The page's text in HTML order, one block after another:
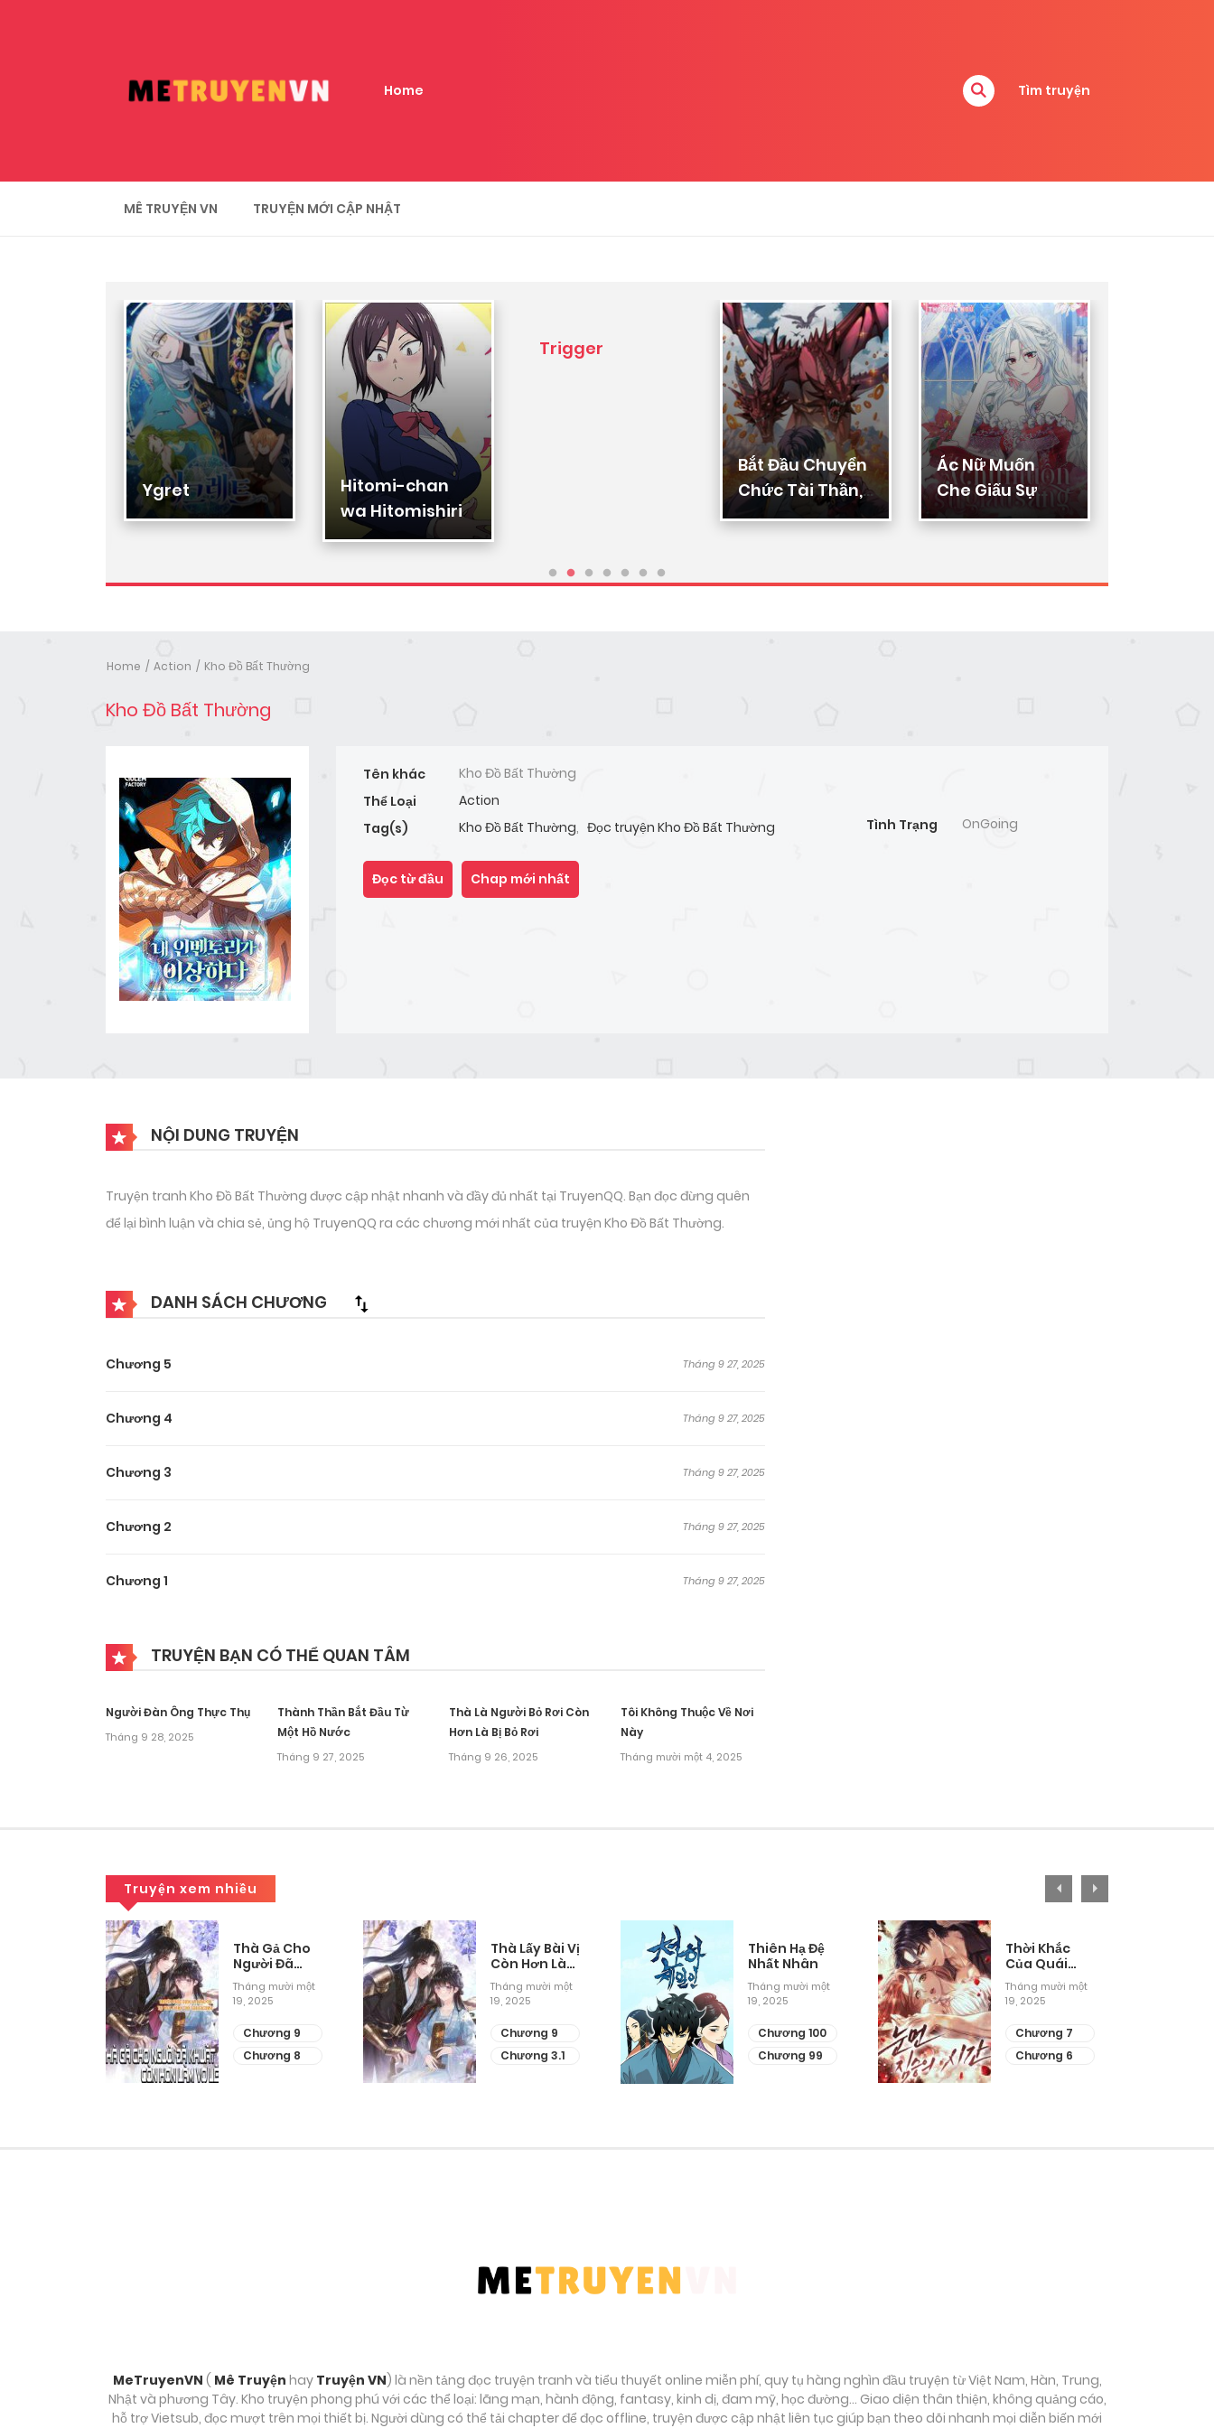
Home Tìm truyện
MÊ TRUYỆN VN TRUYỆN MỚI CẬP NHẬT
Ygret
Hitomi-chan
wa Hitomishiri
Trigger
Bắt Đầu Chuyển
Chức Tài Thần,
Ta Chuyển Hóa
Ác Nữ Muốn
Che Giấu Sự
Giàu Sang
Home Action Kho Đồ Bất Thường
Kho Đồ Bất Thường
Tên khác
Kho Đồ Bất Thường
Thể Loại
Action
Tag(s)
Kho Đồ Bất Thường, Đọc truyện Kho Đồ Bất Thường Tình Trạng OnGoing
Đọc từ đầu Chap mới nhất
NỘI DUNG TRUYỆN
Truyện tranh Kho Đồ Bất Thường được cập nhật nhanh và đầy đủ nhất tại TruyenQQ. Bạn đọc đừng quên
để lại bình luận và chia sẻ, ủng hộ TruyenQQ ra các chương mới nhất của truyện Kho Đồ Bất Thường.
DANH SÁCH CHƯƠNG
Chương 5 Tháng 9 27, 2025
Chương 4 Tháng 9 27, 2025
Chương 3 Tháng 9 27, 2025
Chương 2 Tháng 9 27, 2025
Chương 1 Tháng 9 27, 2025
TRUYỆN BẠN CÓ THỂ QUAN TÂM
Người Đàn Ông Thực Thụ
Tháng 9 28, 2025
Thành Thần Bắt Đầu Từ
Một Hồ Nước
Tháng 9 27, 2025
Thà Là Người Bỏ Rơi Còn
Hơn Là Bị Bỏ Rơi
Tháng 9 26, 2025
Tôi Không Thuộc Về Nơi
Này
Tháng mười một 4, 2025
Truyện xem nhiều
Thà Gả Cho
Người Đã
Khuất Còn
Hơn Làm Vợ
Lẽ
Tháng mười một
19, 2025
Chương 9
Chương 8
Thà Lấy Bài Vị
Còn Hơn Làm
Thiếp
Tháng mười một
19, 2025
Chương 9
Chương 3.1
Thiên Hạ Đệ
Nhất Nhân
Tháng mười một
19, 2025
Chương 100
Chương 99
Thời Khắc
Của Quái
Thú Mù
Tháng mười một
19, 2025
Chương 7
Chương 6
MeTruyenVN ( Mê Truyện hay Truyện VN) là nền tảng đọc truyện tranh và tiểu thuyết online miễn phí, quy tụ hàng nghìn đầu truyện từ Việt Nam, Hàn, Trung,
Nhật và phương Tây. Kho truyện phong phú với các thể loại: lãng mạn, hành động, fantasy, kinh dị, đam mỹ, học đường… Giao diện thân thiện, không quảng cáo,
hỗ trợ Vietsub, đọc mượt trên mọi thiết bị. Người dùng có thể tải chapter để đọc offline, truyện được cập nhật liên tục giúp bạn theo dõi nhanh mọi diễn biến mới